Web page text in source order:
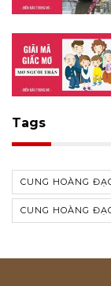
Tags
CUNG HOÀNG
CUNG HOÀNG